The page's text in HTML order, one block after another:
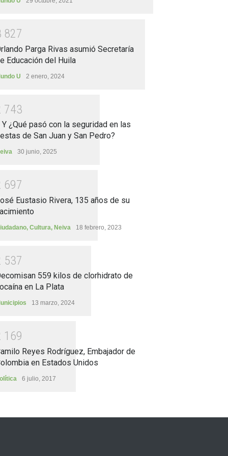
827
Parga Rivas asumió Secretaría
Educación del Huila
U 2 enero, 2024
743
Y ¿Qué pasó con la seguridad en las
de San Juan y San Pedro?
30 junio, 2025
697
Eustasio Rivera, 135 años de su
, Cultura, Neiva 18 febrero, 2023
537
559 kilos de clorhidrato de
en La Plata
13 marzo, 2024
1 69
Reyes Rodríguez, Embajador de
en Estados Unidos
6 julio, 2017